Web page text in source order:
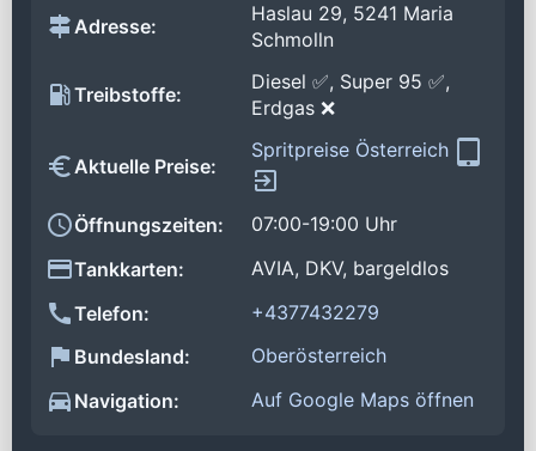
Adresse:
Haslau 29, 5241 Maria
Schmolln
Treibstoffe:
Diesel ✅, Super 95 ✅,
Erdgas ❌
Aktuelle Preise:
Spritpreise Österreich
Öffnungszeiten:
07:00-19:00 Uhr
Tankkarten:
AVIA, DKV, bargeldlos
Telefon:
+4377432279
Bundesland:
Oberösterreich
Navigation:
Auf Google Maps öffnen